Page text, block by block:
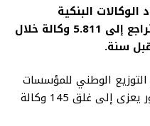
البنكية
النشطة على الصعيد الوطني تراجع إلى 5.811 وكالة خلال
الوطني للمؤسسات
البنكية لسنة 2023، أن هذا التطور يعزى إلى غلق 145 وكالة